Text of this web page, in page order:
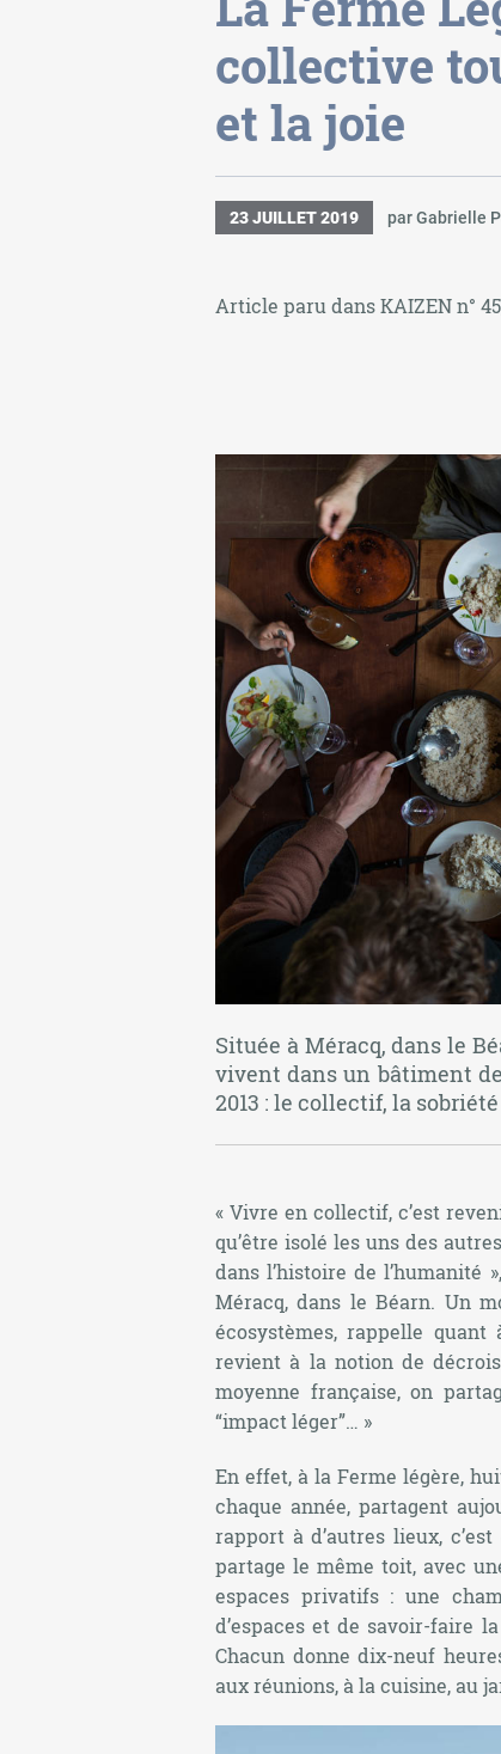
collective
et la joie
23 JUILLET 2019 par Gabrielle
Article paru dans KAIZEN n°
Située à Méracq, dans le
vivent dans un bâtiment
2013 : le collectif, la
«Vivre en collectif, c’est
qu’être isolé les uns des
dans l’histoire de l’humanité
Méracq, dans le Béarn. Un
écosystèmes, rappelle quant
revient à la notion de
moyenne française, on
“impact léger”… »
En effet, à la Ferme légère,
chaque année, partagent
rapport à d’autres lieux,
partage le même toit, avec
espaces privatifs : une
d’espaces et de savoir-faire
Chacun donne dix-neuf
aux réunions, à la cuisine, au